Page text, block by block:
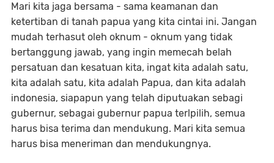
Mari kita jaga bersama - sama keamanan dan
ketertiban di tanah papua yang kita cintai ini. Jangan
mudah terhasut oleh oknum - oknum yang tidak
bertanggung jawab, yang ingin memecah belah
persatuan dan kesatuan kita, ingat kita adalah satu,
kita adalah satu, kita adalah Papua, dan kita adalah
indonesia, siapapun yang telah diputuakan sebagi
gubernur, sebagai gubernur papua terlpilih, semua
harus bisa terima dan mendukung. Mari kita semua
harus bisa meneriman dan mendukungnya.